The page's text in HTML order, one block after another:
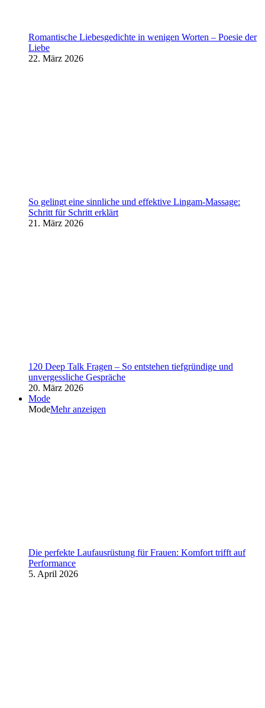
Romantische Liebesgedichte in wenigen Worten – Poesie der
Liebe
22. März 2026
So gelingt eine sinnliche und effektive Lingam-Massage:
Schritt für Schritt erklärt
21. März 2026
120 Deep Talk Fragen – So entstehen tiefgründige und
unvergessliche Gespräche
20. März 2026
Mode
ModeMehr anzeigen
Die perfekte Laufausrüstung für Frauen: Komfort trifft auf
Performance
5. April 2026